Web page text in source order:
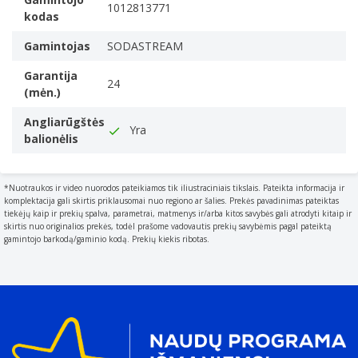
side.
Ilgis
The distance from the front to the back of something.
195 mm
The measurement of the product from head to foot or
from base to top.
Pakuotės duomenys
Pakuotės tipas
The type of product package e.g. box.
„Box“
Pridedamas angliarūgštės prisotinantis buteliukas
('fizzy') by adding carbon dioxide to it e.g. SodaStream. A
carbonator bottle is the bottle used to hold the liquid
kodas
1012813771
Gamintojas
SODASTREAM
Garantija
(mėn.)
24
Angliarūgštės
balionėlis
Yra
*Nuotraukos ir video nuorodos pateikiamos tik iliustraciniais tikslais. Pateikta informacija ir
komplektacija gali skirtis priklausomai nuo regiono ar šalies. Prekės pavadinimas pateiktas
tiekėjų kaip ir prekių spalva, parametrai, matmenys ir/arba kitos savybės gali atrodyti kitaip ir
skirtis nuo originalios prekės, todėl prašome vadovautis prekių savybėmis pagal pateiktą
gamintojo barkodą/gaminio kodą. Prekių kiekis ribotas.